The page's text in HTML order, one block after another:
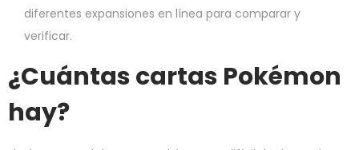
diferentes expansiones en línea para comparar y
verificar.
¿Cuántas cartas Pokémon
hay?